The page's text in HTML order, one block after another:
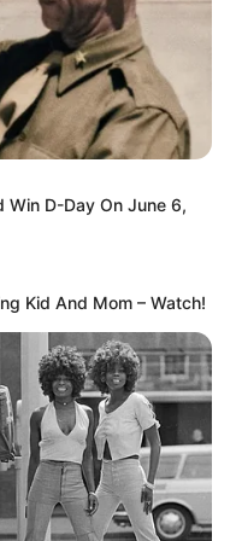
támogatás is
a pénzügyi
növelte a
számításai
mintegy 51 ezer
Win D-Day On June 6,
Kid And Mom – Watch!